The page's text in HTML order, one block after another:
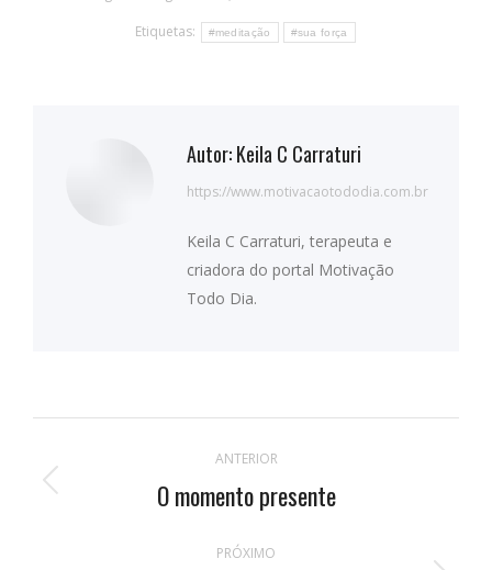
Etiquetas:
#meditação #sua força
Autor:Keila C Carraturi
https://www.motivacaotododia.com.br
Keila C Carraturi, terapeuta e
criadora do portal Motivação
Todo Dia.
de
ANTERIOR
Publicação
O momento presente
PRÓXIMO